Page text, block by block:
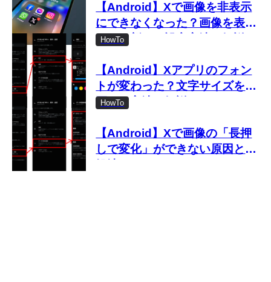
【Android】Xで画像を非表示
にできなくなった？画像を表示
しない新しい設定方法を解説
HowTo
【Android】Xアプリのフォン
トが変わった？文字サイズを変
更する方法を解説
HowTo
【Android】Xで画像の「長押
しで変化」ができない原因と対